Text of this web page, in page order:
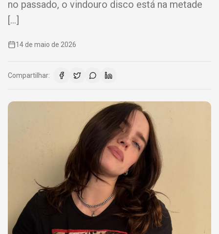
no passado, o vindouro disco está na metade
[…]
14 de maio de 2026
Compartilhar: